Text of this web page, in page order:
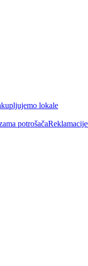
lokale
potrošačaReklamacije